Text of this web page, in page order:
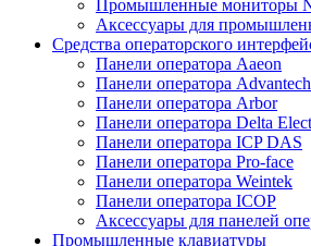
Промышленные мониторы
Аксессуары для
Средства операторского
Панели оператора Aaeon
Панели оператора Advantech
Панели оператора Arbor
Панели оператора Delta
Панели оператора ICP DAS
Панели оператора Pro-face
Панели оператора Weintek
Панели оператора ICOP
Аксессуары для панелей
Промышленные клавиатуры